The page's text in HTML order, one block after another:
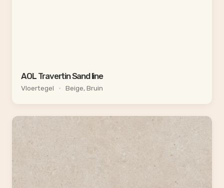
AOL Travertin Sand line
Vloertegel • Beige, Bruin